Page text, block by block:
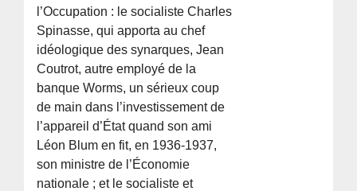
l’Occupation : le socialiste Charles
Spinasse, qui apporta au chef
idéologique des synarques, Jean
Coutrot, autre employé de la
banque Worms, un sérieux coup
de main dans l’investissement de
l’appareil d’État quand son ami
Léon Blum en fit, en 1936-1937,
son ministre de l’Économie
nationale ; et le socialiste et